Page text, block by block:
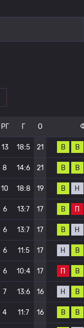
РГ Г О
13 18:5 21 В В
8 14:6 21 В В
10 18:8 19 В Н
6 13:7 17 В П
6 13:7 17 В Н
6 11:5 17 Н В
6 10:4 17 П В
7 13:6 16 Н В
4 11:7 16 В В